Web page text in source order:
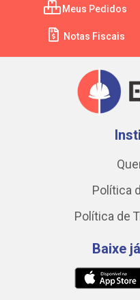
Meus Pedidos
Notas Fiscais
Política
Política de
Baixe